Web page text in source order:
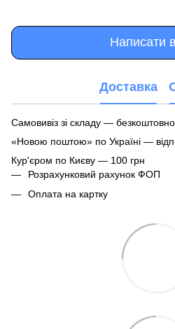
Написати
Доставка
Самовивіз зі складу — безкоштовно
«Новою поштою» по Україні —
Кур'єром по Києву — 100 грн
Розрахунковий рахунок ФОП
Оплата на картку